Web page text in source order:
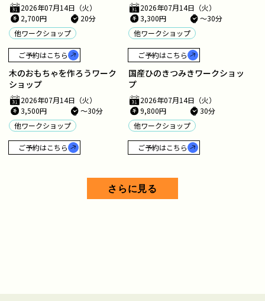
2026年07月14日（火）
2,700円
20分
他ワークショップ
ご予約はこちら
2026年07月14日（火）
3,300円
～30分
他ワークショップ
ご予約はこちら
木のおもちゃを作ろうワーク
ショップ
2026年07月14日（火）
3,500円
～30分
他ワークショップ
ご予約はこちら
国産ひのきつみきワークショッ
プ
2026年07月14日（火）
9,800円
30分
他ワークショップ
ご予約はこちら
さらに見る